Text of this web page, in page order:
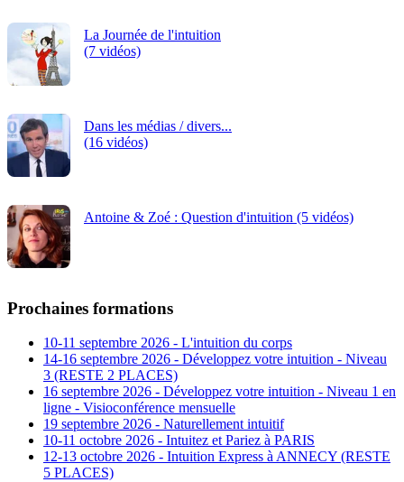
La Journée de l'intuition
(7 vidéos)
Dans les médias / divers...
(16 vidéos)
Antoine & Zoé : Question d'intuition (5 vidéos)
Prochaines formations
10-11 septembre 2026 - L'intuition du corps
14-16 septembre 2026 - Développez votre intuition - Niveau
3 (RESTE 2 PLACES)
16 septembre 2026 - Développez votre intuition - Niveau 1 en
ligne - Visioconférence mensuelle
19 septembre 2026 - Naturellement intuitif
10-11 octobre 2026 - Intuitez et Pariez à PARIS
12-13 octobre 2026 - Intuition Express à ANNECY (RESTE
5 PLACES)